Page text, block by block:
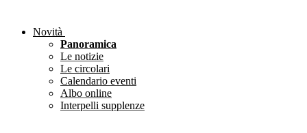
Novità
Panoramica
Le notizie
Le circolari
Calendario eventi
Albo online
Interpelli supplenze